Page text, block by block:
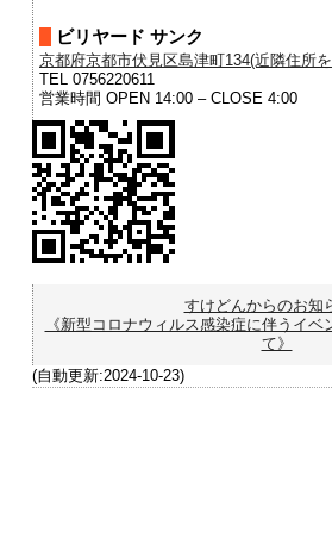
ビリヤード サンク
京都府京都市伏見区島津町134(近隣住所
TEL 0756220611
営業時間 OPEN 14:00 – CLOSE 4:00
すけどんからのお知
《新型コロナウィルス感染症に伴うイ
て》
(自動更新:2024-10-23)